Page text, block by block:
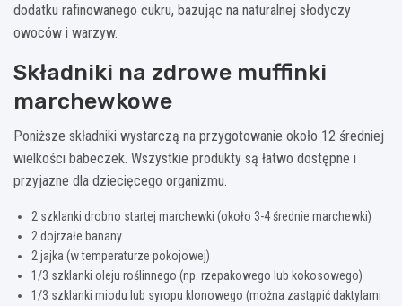
dodatku rafinowanego cukru, bazując na naturalnej słodyczy
owoców i warzyw.
Składniki na zdrowe muffinki
marchewkowe
Poniższe składniki wystarczą na przygotowanie około 12 średniej
wielkości babeczek. Wszystkie produkty są łatwo dostępne i
przyjazne dla dziecięcego organizmu.
2 szklanki drobno startej marchewki (około 3-4 średnie marchewki)
2 dojrzałe banany
2 jajka (w temperaturze pokojowej)
1/3 szklanki oleju roślinnego (np. rzepakowego lub kokosowego)
1/3 szklanki miodu lub syropu klonowego (można zastąpić daktylami